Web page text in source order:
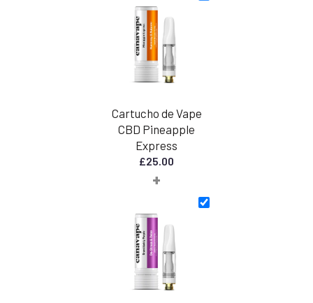
Cartucho de Vape
CBD Pineapple
Express
£25.00
+